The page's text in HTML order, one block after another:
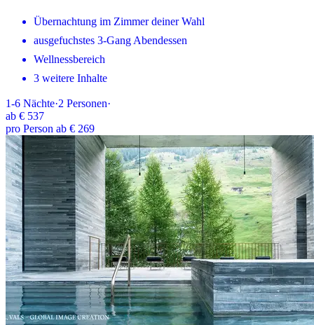
Übernachtung im Zimmer deiner Wahl
ausgefuchstes 3-Gang Abendessen
Wellnessbereich
3 weitere Inhalte
1-6 Nächte·2 Personen·
ab € 537
pro Person ab € 269